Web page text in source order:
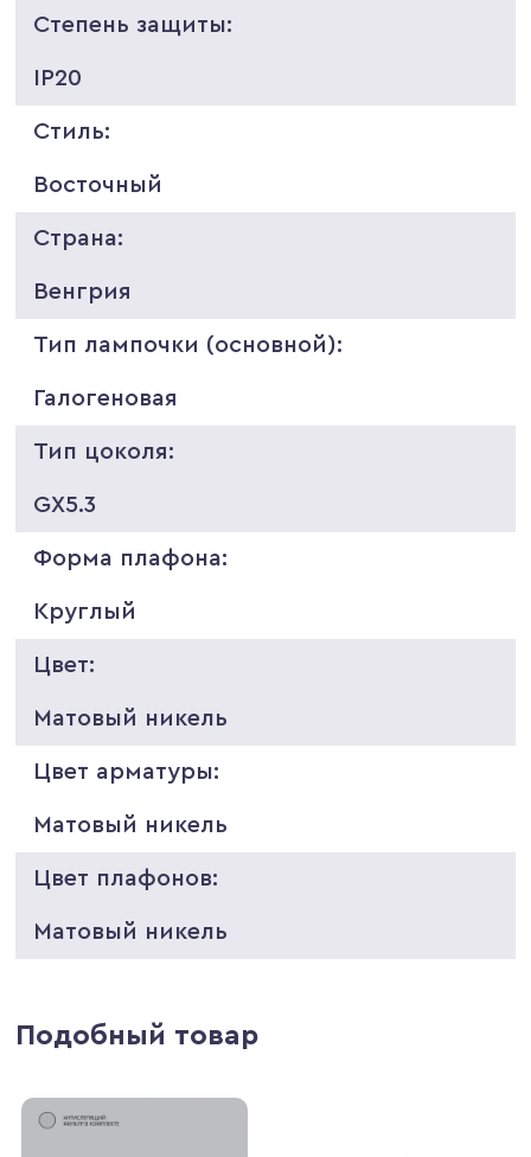
Степень защиты:
IP20
Стиль:
Восточный
Страна:
Венгрия
Тип лампочки (основной):
Галогеновая
Тип цоколя:
GX5.3
Форма плафона:
Круглый
Цвет:
Матовый никель
Цвет арматуры:
Матовый никель
Цвет плафонов:
Матовый никель
Подобный товар